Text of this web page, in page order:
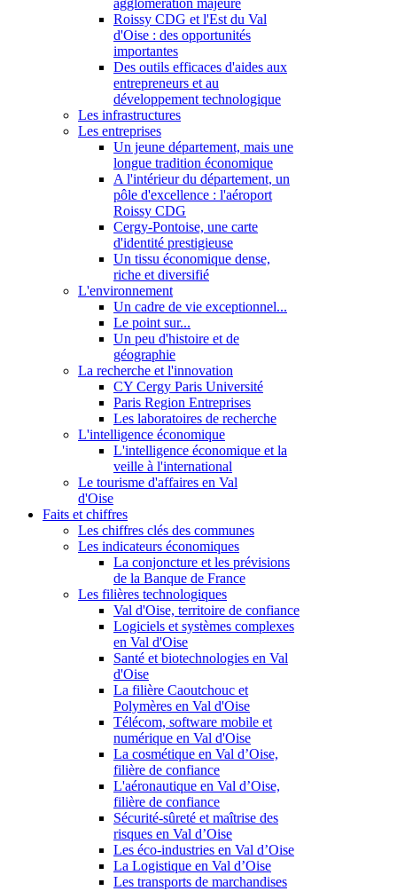
agglomération majeure
Roissy CDG et l'Est du Val
d'Oise : des opportunités
importantes
Des outils efficaces d'aides aux
entrepreneurs et au
développement technologique
Les infrastructures
Les entreprises
Un jeune département, mais une
longue tradition économique
A l'intérieur du département, un
pôle d'excellence : l'aéroport
Roissy CDG
Cergy-Pontoise, une carte
d'identité prestigieuse
Un tissu économique dense,
riche et diversifié
L'environnement
Un cadre de vie exceptionnel...
Le point sur...
Un peu d'histoire et de
géographie
La recherche et l'innovation
CY Cergy Paris Université
Paris Region Entreprises
Les laboratoires de recherche
L'intelligence économique
L'intelligence économique et la
veille à l'international
Le tourisme d'affaires en Val
d'Oise
Faits et chiffres
Les chiffres clés des communes
Les indicateurs économiques
La conjoncture et les prévisions
de la Banque de France
Les filières technologiques
Val d'Oise, territoire de confiance
Logiciels et systèmes complexes
en Val d'Oise
Santé et biotechnologies en Val
d'Oise
La filière Caoutchouc et
Polymères en Val d'Oise
Télécom, software mobile et
numérique en Val d'Oise
La cosmétique en Val d’Oise,
filière de confiance
L'aéronautique en Val d’Oise,
filière de confiance
Sécurité-sûreté et maîtrise des
risques en Val d’Oise
Les éco-industries en Val d’Oise
La Logistique en Val d’Oise
Les transports de marchandises